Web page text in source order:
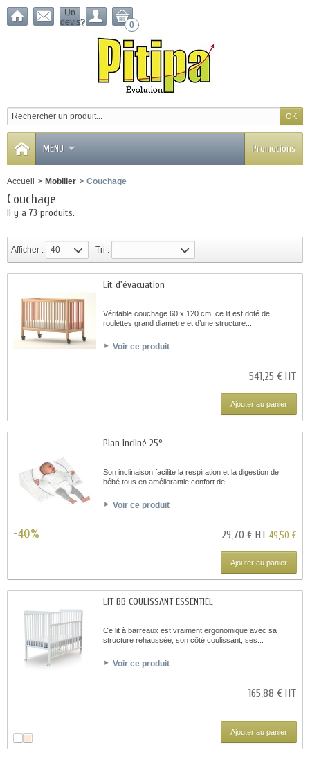
Un
devis?
0
MENU Promotions
Accueil > Mobilier > Couchage
Couchage
Il y a 73 produits.
Afficher : 40 Tri : --
Lit d'évacuation
Véritable couchage 60 x 120 cm, ce lit est doté de
roulettes grand diamètre et d’une structure...
Voir ce produit
541,25 € HT
Ajouter au panier
Plan incliné 25°
Son inclinaison facilite la respiration et la digestion de
bébé tous en améliorantle confort de...
Voir ce produit
-40% 29,70 € HT 49,50 €
Ajouter au panier
LIT BB COULISSANT ESSENTIEL
Ce lit à barreaux est vraiment ergonomique avec sa
structure rehaussée, son côté coulissant, ses...
Voir ce produit
165,88 € HT
Ajouter au panier